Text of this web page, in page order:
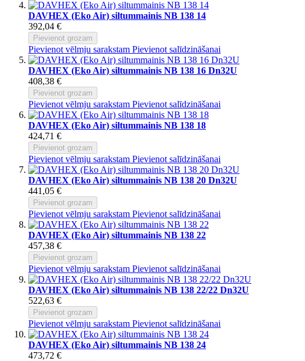
DAVHEX (Eko Air) siltummainis NB 138 14
392,04 €
Pievienot grozam
Pievienot vēlmju sarakstam Pievienot salīdzināšanai
DAVHEX (Eko Air) siltummainis NB 138 16 Dn32U
408,38 €
Pievienot grozam
Pievienot vēlmju sarakstam Pievienot salīdzināšanai
DAVHEX (Eko Air) siltummainis NB 138 18
424,71 €
Pievienot grozam
Pievienot vēlmju sarakstam Pievienot salīdzināšanai
DAVHEX (Eko Air) siltummainis NB 138 20 Dn32U
441,05 €
Pievienot grozam
Pievienot vēlmju sarakstam Pievienot salīdzināšanai
DAVHEX (Eko Air) siltummainis NB 138 22
457,38 €
Pievienot grozam
Pievienot vēlmju sarakstam Pievienot salīdzināšanai
DAVHEX (Eko Air) siltummainis NB 138 22/22 Dn32U
522,63 €
Pievienot grozam
Pievienot vēlmju sarakstam Pievienot salīdzināšanai
DAVHEX (Eko Air) siltummainis NB 138 24
473,72 €